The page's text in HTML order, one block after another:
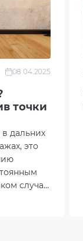
08.04.2025
точки
дальних
это
случае